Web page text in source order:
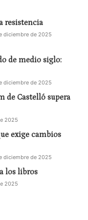
hay ese
y esa
que sería una
para poderlo
es una
conserva
canciones,
y que
con mucho
que no se
de Reina que
sus antepasados
resistencia
diciembre de 2025
de medio siglo:
diciembre de 2025
de Castelló supera
2025
exige cambios
diciembre de 2025
los libros
2025